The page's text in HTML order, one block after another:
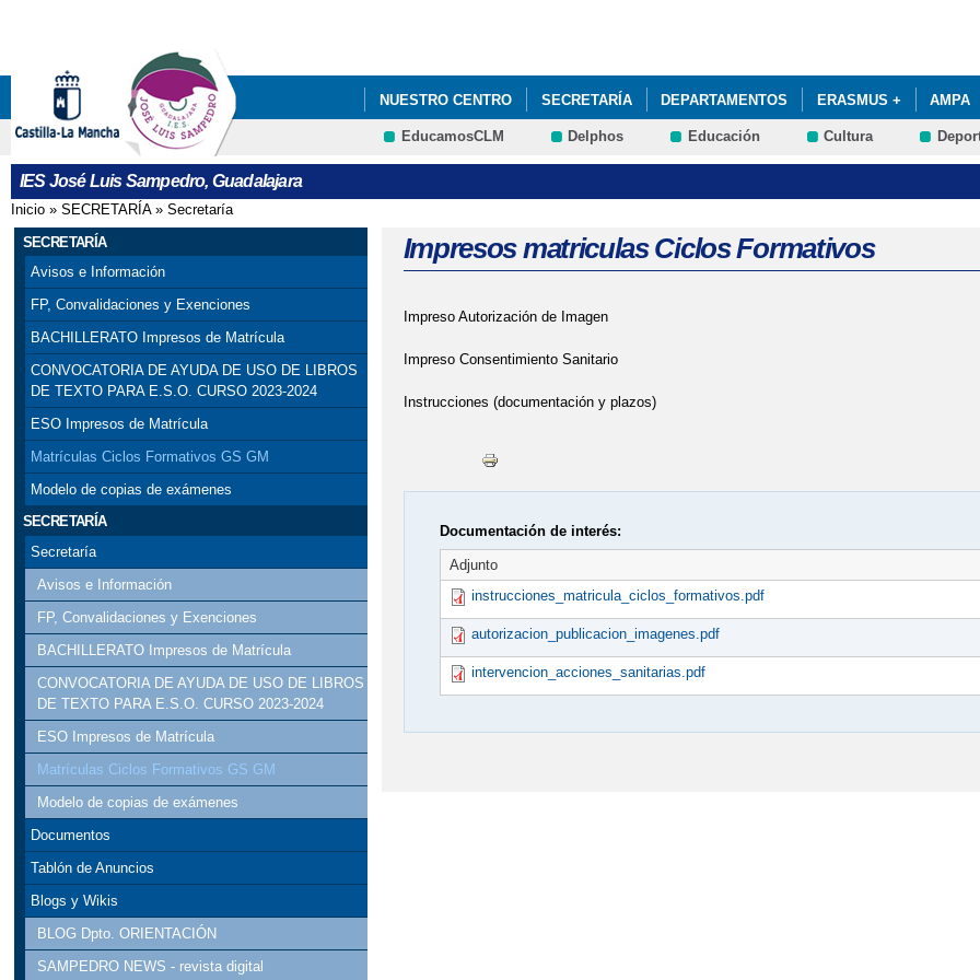
NUESTRO CENTRO SECRETARÍA DEPARTAMENTOS ERASMUS + AMPA
VI PLAN DE ÉXITO EDUCATIVO Y PREVENCIÓN DEL ABANDONO EDUCATIVO
EducamosCLM Delphos Educación Cultura
IES José Luis Sampedro, Guadalajara
Se encuentra usted aquí
Inicio » SECRETARÍA» Secretaría
SECRETARÍA
Avisos e Información
FP, Convalidaciones y Exenciones
BACHILLERATO Impresos de Matrícula
CONVOCATORIA DE AYUDA DE USO DE LIBROS
DE TEXTO PARA E.S.O. CURSO 2023-2024
ESO Impresos de Matrícula
Matrículas Ciclos Formativos GS GM
Modelo de copias de exámenes
SECRETARÍA
Secretaría
Avisos e Información
FP, Convalidaciones y Exenciones
BACHILLERATO Impresos de Matrícula
CONVOCATORIA DE AYUDA DE USO DE LIBROS
DE TEXTO PARA E.S.O. CURSO 2023-2024
ESO Impresos de Matrícula
Matrículas Ciclos Formativos GS GM
Modelo de copias de exámenes
Documentos
Tablón de Anuncios
Blogs y Wikis
BLOG Dpto. ORIENTACIÓN
SAMPEDRO NEWS - revista digital
Impresos matriculas Ciclos Formativos
Impreso Autorización de Imagen
Impreso Consentimiento Sanitario
Instrucciones (documentación y plazos)
Documentación de interés:
Adjunto
instrucciones_matricula_ciclos_formativos.pdf
autorizacion_publicacion_imagenes.pdf
intervencion_acciones_sanitarias.pdf